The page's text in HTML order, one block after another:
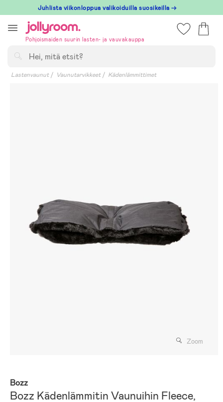
till
innehållet
Juhlista viikonloppua valikoiduilla suosikeilla →
Pohjoismaiden suurin lasten- ja vauvakauppa
Lastenvaunut Vaunutarvikkeet Kädenlämmittimet
Zoom
Bozz
Bozz Kädenlämmitin Vaunuihin Fleece,